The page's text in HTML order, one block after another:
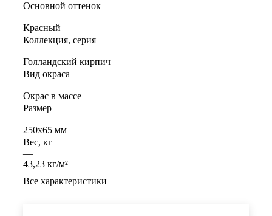
Основной оттенок
—
Красный
Коллекция, серия
—
Голландский кирпич
Вид окраса
—
Окрас в массе
Размер
—
250х65 мм
Вес, кг
—
43,23 кг/м²
Все характеристики